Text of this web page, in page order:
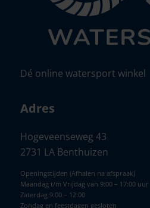
Dé online watersport winkel
Adres
Hogeveenseweg 43
2731 LA Benthuizen
Openingstijden (Afhalen na afspraak)
Maandag t/m Vrijdag van 9:00 – 17:00 uur
Zaterdag 9:00 – 12:00
Zondag en feestdagen gesloten